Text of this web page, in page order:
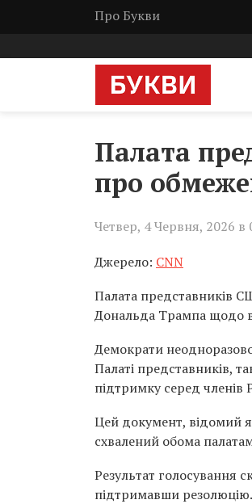
Про Букви
Палата
про
Четвер, 4 Червня, 2026 в
Джерело: CNN
Палата представників
Дональда Трампа щодо
Демократи
Палаті представників,
підтримку серед членів
Цей документ, відомий
схвалений обома
Результат голосування
підтримавши резолюцію.